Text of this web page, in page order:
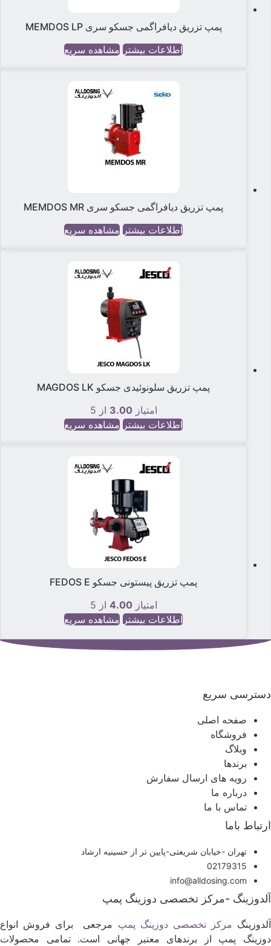
پمپ تزریق دیافراگمی جسکو سری MEMDOS LP
اطلاعات بیشتر مشاهده سریع
پمپ تزریق دیافراگمی جسکو سری MEMDOS MR
اطلاعات بیشتر مشاهده سریع
پمپ تزریق سلونوئیدی جسکو MAGDOS LK
امتیاز 3.00 از 5
اطلاعات بیشتر مشاهده سریع
پمپ تزریق پیستونی جسکو FEDOS E
امتیاز 4.00از 5
اطلاعات بیشتر مشاهده سریع
دسترسی سریع
صفحه اصلی
فروشگاه
وبلاگ
برندها
رویه های ارسال سفارش
درباره ما
تماس با ما
ارتباط باما
تهران -خیابان شریعتی-پایین تر از حسینیه ارشاد
02179315
info@alldosing.com
آلدوزینگ -مرکز تخصصی دوزینگ پمپ
مرکز تخصصی دوزینگ پمپ مرجعی برای فروش انواع
دوزینگ پمپ از برندهای معتبر جهانی است. تمامی محصولات